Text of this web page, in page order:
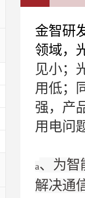
金智研
领域，
见小；
用低；
强，产
用电问
a、为智
解决通